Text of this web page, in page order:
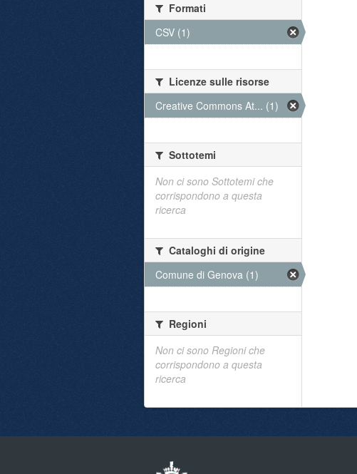
Formati
CSV (1)
Licenze sulle risorse
Creative Commons At... (1)
Sottotemi
Non ci sono Sottotemi che
corrispondono a questa
ricerca
Cataloghi di origine
Comune di Genova (1)
Regioni
Non ci sono Regioni che
corrispondono a questa
ricerca